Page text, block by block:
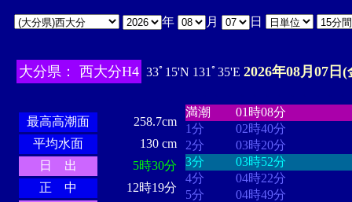
年 月 日
大分県： 西大分H4 33ﾟ15'N 131ﾟ35'E 2026年08月07日(
最高高潮面
258.7cm
平均水面
130 cm
日 出
5時30分
正 中
12時19分
満潮
01時08分
1分
02時40分
2分
03時20分
3分
03時52分
4分
04時22分
5分
04時49分